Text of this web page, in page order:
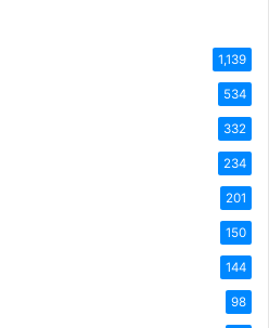
1,139
534
332
234
201
150
144
98